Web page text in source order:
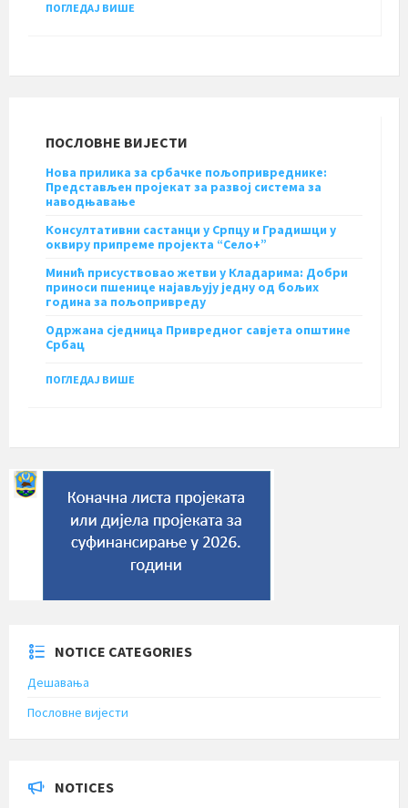
ПОГЛЕДАЈ ВИШЕ
ПОСЛОВНЕ ВИЈЕСТИ
Нова прилика за србачке пољопривреднике:
Представљен пројекат за развој система за
наводњавање
Консултативни састанци у Српцу и Градишци у
оквиру припреме пројекта “Село+”
Минић присуствовао жетви у Кладарима: Добри
приноси пшенице најављују једну од бољих
година за пољопривреду
Одржана сједница Привредног савјета општине
Србац
ПОГЛЕДАЈ ВИШЕ
NOTICE CATEGORIES
Дешавања
Пословне вијести
NOTICES